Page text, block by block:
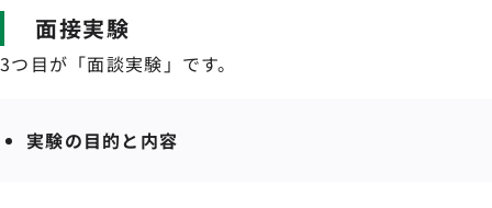
面接実験
3つ目が「面談実験」です。
実験の目的と内容